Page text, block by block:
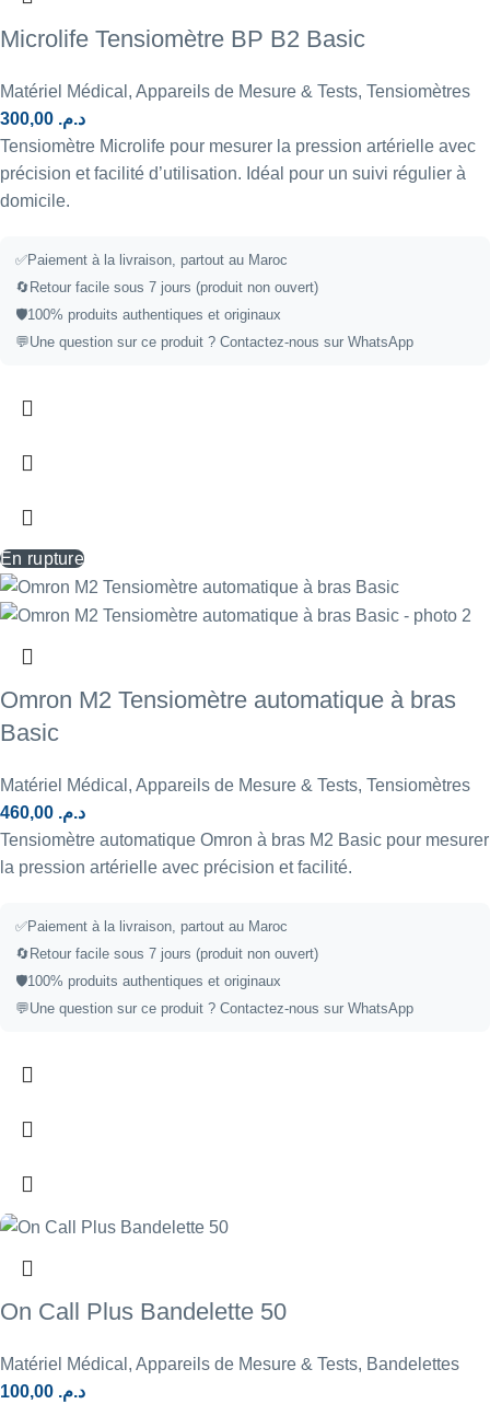
Microlife Tensiomètre BP B2 Basic
Matériel Médical , Appareils de Mesure & Tests, Tensiomètres
د.م.
Tensiomètre Microlife pour mesurer la pression artérielle avec
précision et facilité d’utilisation. Idéal pour un suivi régulier à
domicile.
✅Paiement à la livraison, partout au Maroc
🔄 Retour facile sous 7 jours (produit non ouvert)
🛡️100% produits authentiques et originaux
💬Une question sur ce produit ? Contactez-nous sur WhatsApp
En rupture
Omron M2 Tensiomètre automatique à bras
Basic
Matériel Médical , Appareils de Mesure & Tests, Tensiomètres
د.م.
Tensiomètre automatique Omron à bras M2 Basic pour mesurer
la pression artérielle avec précision et facilité.
✅Paiement à la livraison, partout au Maroc
🔄 Retour facile sous 7 jours (produit non ouvert)
🛡️100% produits authentiques et originaux
💬Une question sur ce produit ? Contactez-nous sur WhatsApp
On Call Plus Bandelette 50
Matériel Médical , Appareils de Mesure & Tests, Bandelettes
د.م.